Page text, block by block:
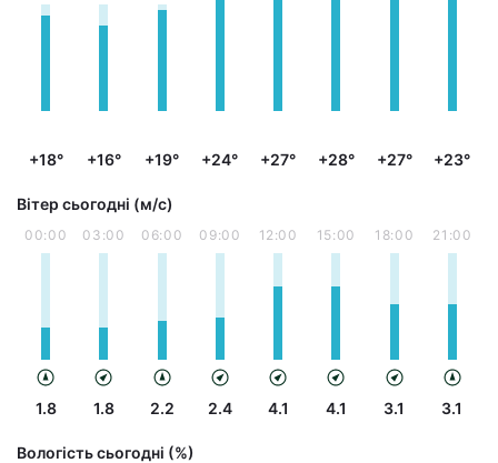
+18° +16° +19° +24° +27° +28° +27° +23°
Вітер сьогодні (м/с)
00:00
1.8
03:00
1.8
06:00
2.2
09:00
2.4
12:00
4.1
15:00
4.1
18:00
3.1
21:00
3.1
Вологість сьогодні (%)